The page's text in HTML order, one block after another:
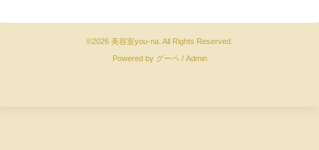
©2026 美容室you-na . All Rights Reserved.
Powered by グーペ/ Admin